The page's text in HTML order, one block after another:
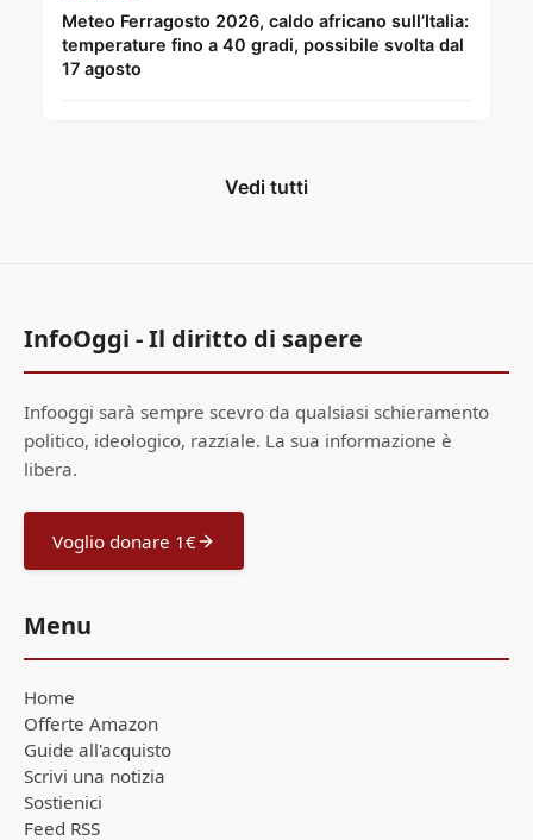
Meteo Ferragosto 2026, caldo africano sull’Italia:
temperature fino a 40 gradi, possibile svolta dal
17 agosto
Vedi tutti
InfoOggi - Il diritto di sapere
Infooggi sarà sempre scevro da qualsiasi schieramento
politico, ideologico, razziale. La sua informazione è
libera.
Voglio donare 1€
Menu
Home
Offerte Amazon
Guide all'acquisto
Scrivi una notizia
Sostienici
Feed RSS